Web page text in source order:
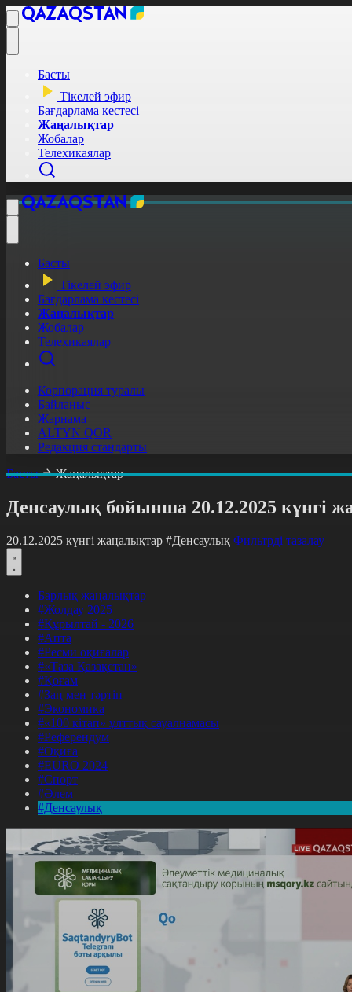
Басты
Тікелей эфир
Бағдарлама кестесі
Жаңалықтар
Жобалар
Телехикаялар
Басты
Тікелей эфир
Бағдарлама кестесі
Жаңалықтар
Жобалар
Телехикаялар
Корпорация туралы
Байланыс
Жарнама
ALTYN QOR
Редакция стандарты
Басты
Жаңалықтар
Денсаулық бойынша 20.12.2025 күнгі
20.12.2025 күнгі жаңалықтар #Денсаулық Фильтрді тазалау
Барлық жаңалықтар
#Жолдау 2025
#Құрылтай - 2026
#Апта
#Ресми оқиғалар
#«Таза Қазақстан»
#Қоғам
#Заң мен тәртіп
#Экономика
#«100 кітап» ұлттық сауалнамасы
#Референдум
#Оқиға
#EURO 2024
#Спорт
#Әлем
#Денсаулық